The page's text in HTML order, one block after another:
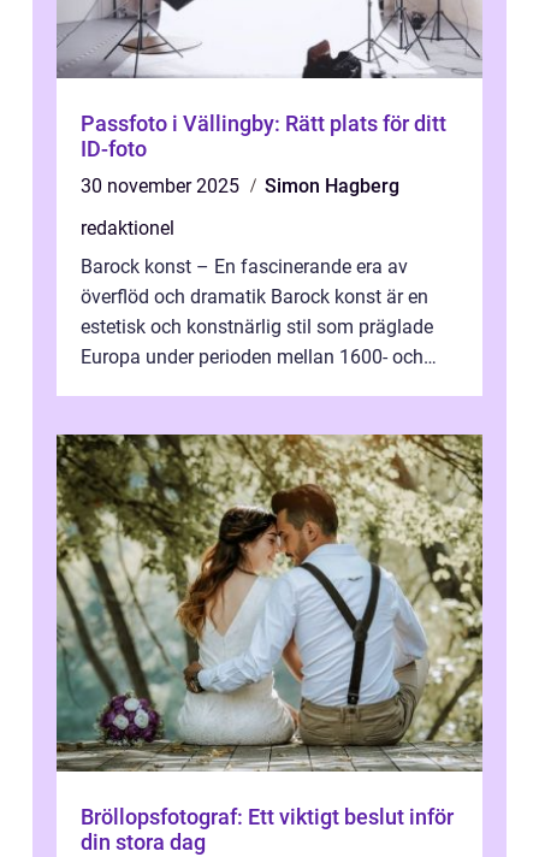
Passfoto i Vällingby: Rätt plats för ditt
ID-foto
30 november 2025
Simon Hagberg
redaktionel
Barock konst – En fascinerande era av
överflöd och dramatik Barock konst är en
estetisk och konstnärlig stil som präglade
Europa under perioden mellan 1600- och
Bröllopsfotograf: Ett viktigt beslut inför
din stora dag